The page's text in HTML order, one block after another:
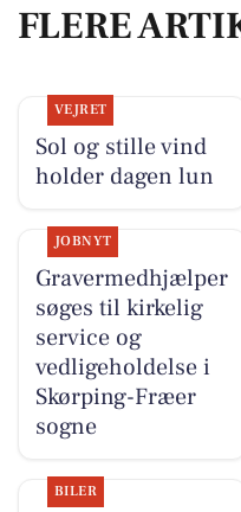
FLERE
VEJRET
Sol og stille vind
holder dagen lun
JOBNYT
Gravermedhjælper
søges til kirkelig
service og
vedligeholdelse i
Skørping-Fræer
sogne
BILER